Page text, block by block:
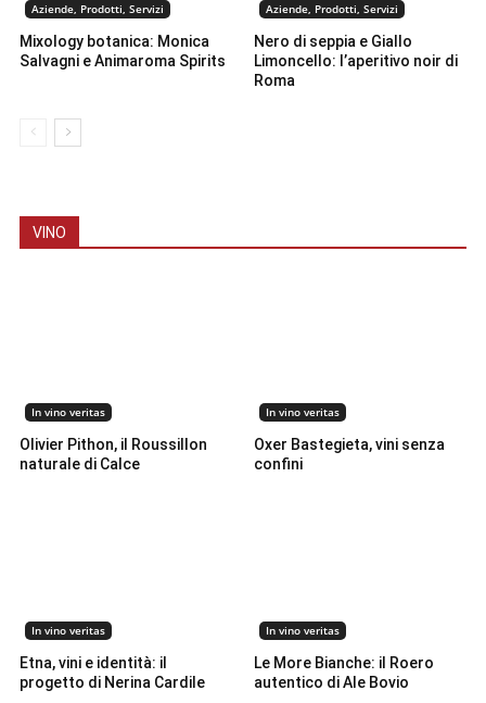
Aziende, Prodotti, Servizi
Mixology botanica: Monica
Salvagni e Animaroma Spirits
Aziende, Prodotti, Servizi
Nero di seppia e Giallo
Limoncello: l’aperitivo noir di
Roma
VINO
In vino veritas
Olivier Pithon, il Roussillon
naturale di Calce
In vino veritas
Oxer Bastegieta, vini senza
confini
In vino veritas
Etna, vini e identità: il
progetto di Nerina Cardile
In vino veritas
Le More Bianche: il Roero
autentico di Ale Bovio